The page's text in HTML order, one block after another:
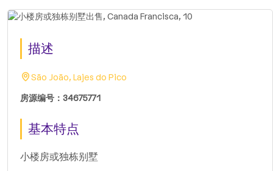
描述
São João, Lajes do Pico
房源编号：34675771
基本特点
小楼房或独栋别墅